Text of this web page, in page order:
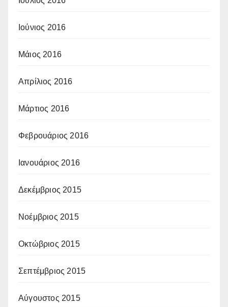
Ιούνιος 2016
Μάιος 2016
Απρίλιος 2016
Μάρτιος 2016
Φεβρουάριος 2016
Ιανουάριος 2016
Δεκέμβριος 2015
Νοέμβριος 2015
Οκτώβριος 2015
Σεπτέμβριος 2015
Αύγουστος 2015